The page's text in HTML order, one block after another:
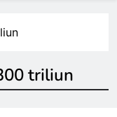
triliun